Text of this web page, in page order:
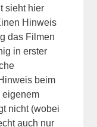
sieht hier
Hinweis
das Filmen
in erster
beim
eigenem
nicht (wobei
auch nur